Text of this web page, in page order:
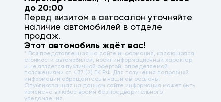
до 20:00
Перед визитом в автосалон уточняйте
наличие автомобилей в отделе
продаж.
Этот автомобиль ждёт вас!
* Вся представленная на сайте информация, касающаяся
стоимости автомобилей, носит информационный характер
и не является публичной офертой, определяемой
положениями ст. 437 (2) ГК РФ. Для получения подробной
информации обращайтесь в наши автосалоны.
Опубликованная на данном сайте информация может быть
изменена в любое время без предварительного
уведомления.